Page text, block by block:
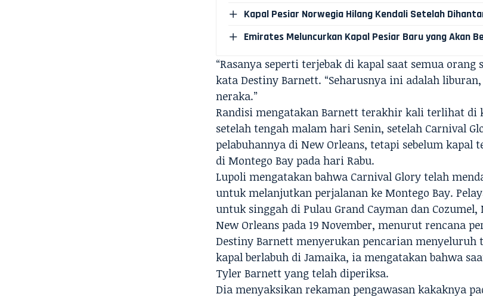
Kapal Pesiar Norwegia Hilang Kendali Setelah
Emirates Meluncurkan Kapal Pesiar Baru yang Akan
“Rasanya seperti terjebak di kapal saat semua orang
kata Destiny Barnett. “Seharusnya ini adalah
neraka.”
Randisi mengatakan Barnett terakhir kali terlihat di
setelah tengah malam hari Senin, setelah Carnival
pelabuhannya di New Orleans, tetapi sebelum kapal
di Montego Bay pada hari Rabu.
Lupoli mengatakan bahwa Carnival Glory telah
untuk melanjutkan perjalanan ke Montego Bay.
untuk singgah di Pulau Grand Cayman dan Cozumel,
New Orleans pada 19 November, menurut rencana
Destiny Barnett menyerukan pencarian menyeluruh
kapal berlabuh di Jamaika, ia mengatakan bahwa
Tyler Barnett yang telah diperiksa.
Dia menyaksikan rekaman pengawasan kakaknya